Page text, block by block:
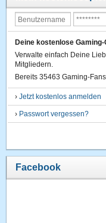
Deine kostenlose
Verwalte einfach Deine
Mitgliedern.
Bereits 35463 Gaming-
›Jetzt kostenlos anmelden
› Passwort vergessen?
Facebook